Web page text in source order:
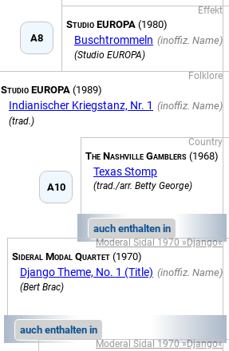
A8
Effekt
Studio EUROPA (1980)
Buschtrommeln
(Studio EUROPA)
Folklore
Studio EUROPA (1989)
Indianischer Kriegstanz, Nr. 1
(trad.)
A10
Country
The Nashville Gamblers (1968)
Texas Stomp
(trad./arr. Betty George)
auch enthalten in
Moderal Sidal 1970 »Django«
Sideral Modal Quartet (1970)
Django Theme, No. 1 (Title)
(Bert Brac)
auch enthalten in
Moderal Sidal 1970 »Django«